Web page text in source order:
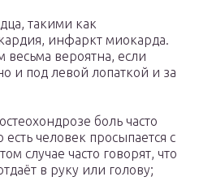
такими как
инфаркт миокарда.
весьма вероятна, если
и под левой лопаткой и за
боль часто
есть человек просыпается с
случае часто говорят, что
в руку или голову;